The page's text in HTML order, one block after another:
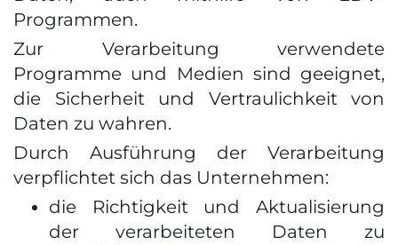
Programmen.
Zur Verarbeitung verwendete
Programme und Medien sind geeignet,
die Sicherheit und Vertraulichkeit von
Daten zu wahren.
Durch Ausführung der Verarbeitung
verpflichtet sich das Unternehmen:
die Richtigkeit und Aktualisierung
der verarbeiteten Daten zu